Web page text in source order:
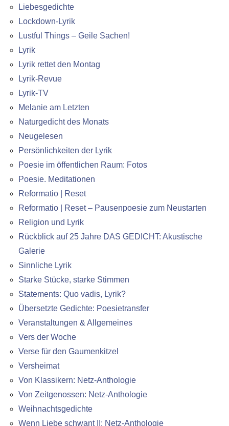
Liebesgedichte
Lockdown-Lyrik
Lustful Things – Geile Sachen!
Lyrik
Lyrik rettet den Montag
Lyrik-Revue
Lyrik-TV
Melanie am Letzten
Naturgedicht des Monats
Neugelesen
Persönlichkeiten der Lyrik
Poesie im öffentlichen Raum: Fotos
Poesie. Meditationen
Reformatio | Reset
Reformatio | Reset – Pausenpoesie zum Neustarten
Religion und Lyrik
Rückblick auf 25 Jahre DAS GEDICHT: Akustische
Galerie
Sinnliche Lyrik
Starke Stücke, starke Stimmen
Statements: Quo vadis, Lyrik?
Übersetzte Gedichte: Poesietransfer
Veranstaltungen & Allgemeines
Vers der Woche
Verse für den Gaumenkitzel
Versheimat
Von Klassikern: Netz-Anthologie
Von Zeitgenossen: Netz-Anthologie
Weihnachtsgedichte
Wenn Liebe schwant II: Netz-Anthologie